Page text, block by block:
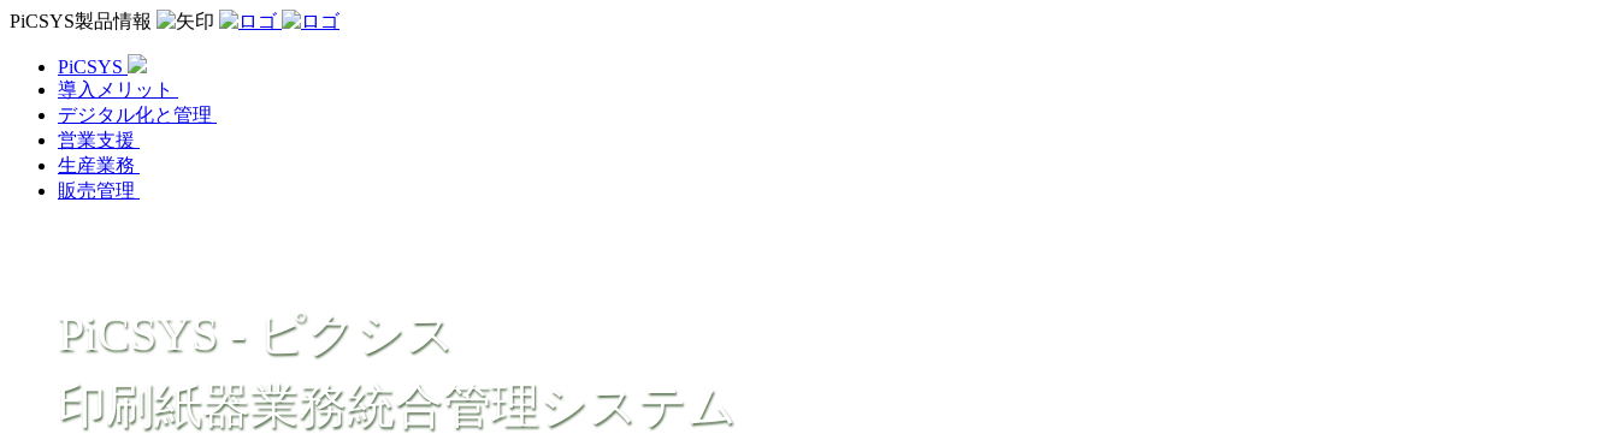
PiCSYS製品情報
PiCSYS
導入メリット
デジタル化と管理
営業支援
生産業務
販売管理
PiCSYS - ピクシス
印刷紙器業務統合管理システム